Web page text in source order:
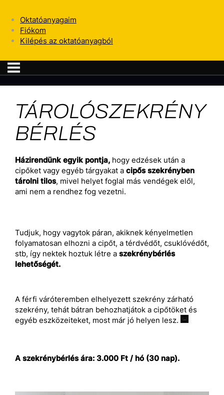
Oktatóanyagaim
Fiókom
Kilépés az oktatóanyagból
TÁROLÓSZEKRÉNY
BÉRLÉS
Házirendünk egyik pontja, hogy edzések után a
cipőket vagy egyéb tárgyakat a cipős szekrényben
tárolni tilos, mivel helyet foglal más vendégek elől,
ami nem a rendhez fog vezetni.
Tudjuk, hogy vagytok páran, akiknek kényelmetlen
folyamatosan elhozni a cipőt, a térdvédőt, csuklóvédőt,
stb, így nektek hoztuk létre a szekrénybérlés
lehetőségét.
A férfi váróteremben elhelyezett szekrény zárható
szekrény, tehát bátran behozhatjátok a cipőtöket és
egyéb eszközeiteket, most már jó helyen lesz.
A szekrénybérlés ára: 3.000 Ft / hó (30 nap).